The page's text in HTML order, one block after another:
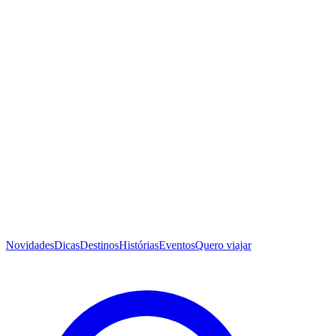
NovidadesDicasDestinosHistóriasEventosQuero viajar